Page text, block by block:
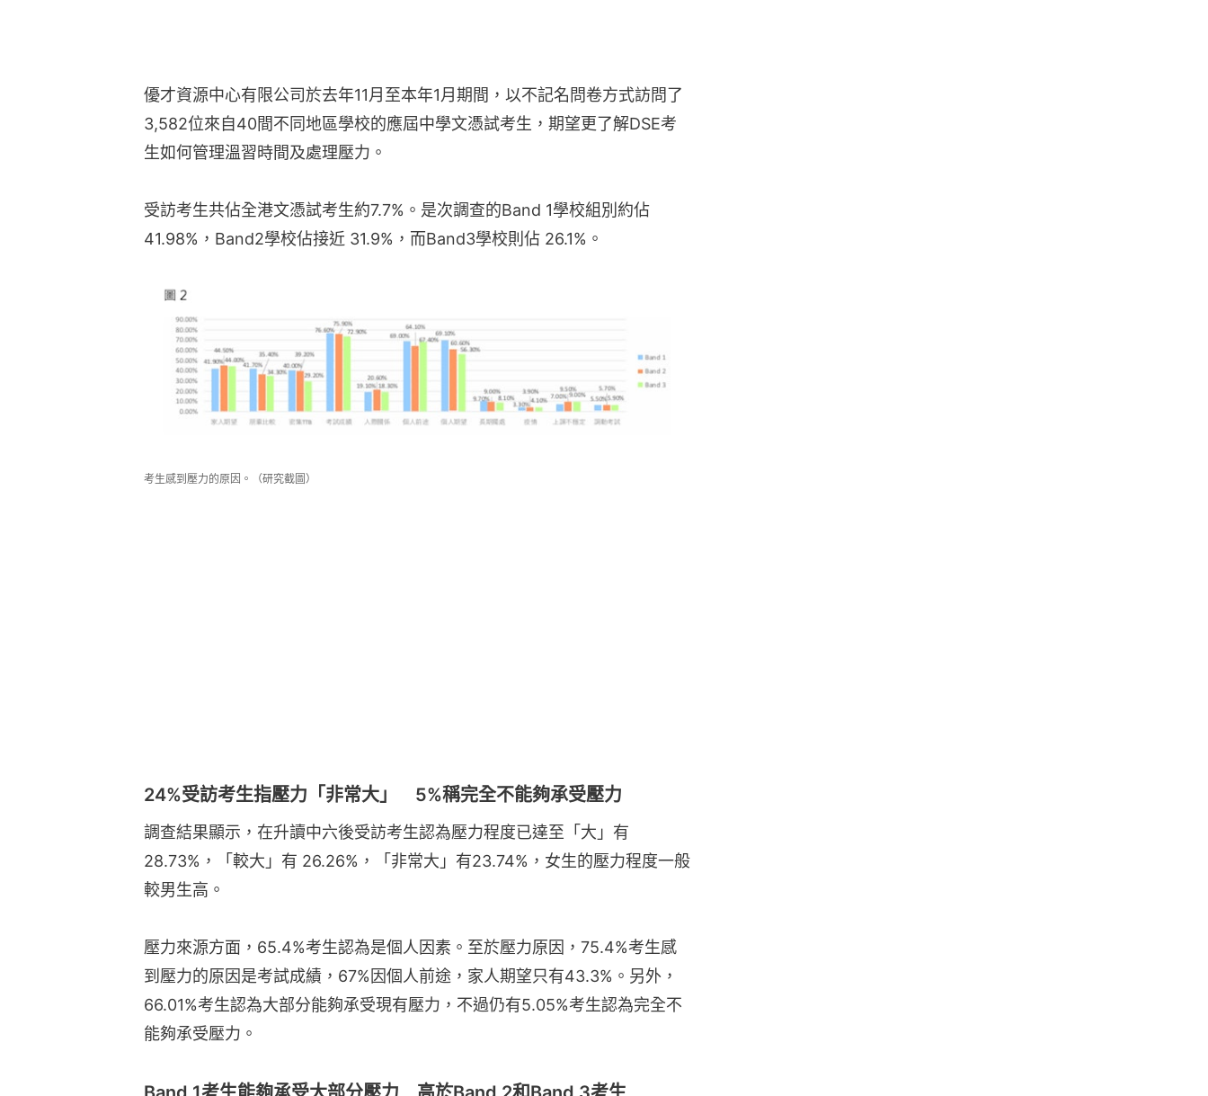
優才資源中心有限公司於去年11月至本年1月期間，以不記名問卷方式訪問了
3,582位來自40間不同地區學校的應屆中學文憑試考生，期望更了解DSE考
生如何管理溫習時間及處理壓力。
受訪考生共佔全港文憑試考生約7.7%。是次調查的Band 1學校組別約佔
41.98%，Band2學校佔接近 31.9%，而Band3學校則佔 26.1%。
考生感到壓力的原因。（研究截圖）
24%受訪考生指壓力「非常大」 5%稱完全不能夠承受壓力
調查結果顯示，在升讀中六後受訪考生認為壓力程度已達至「大」有
28.73%，「較大」有 26.26%，「非常大」有23.74%，女生的壓力程度一般
較男生高。
壓力來源方面，65.4%考生認為是個人因素。至於壓力原因，75.4%考生感
到壓力的原因是考試成績，67%因個人前途，家人期望只有43.3%。另外，
66.01%考生認為大部分能夠承受現有壓力，不過仍有5.05%考生認為完全不
能夠承受壓力。